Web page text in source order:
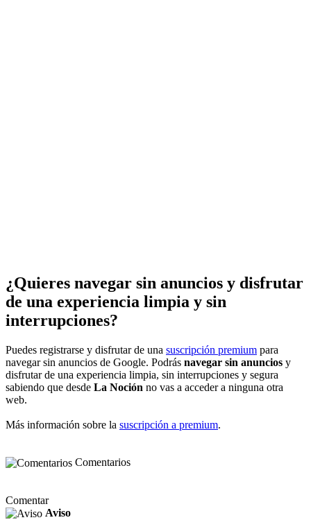
¿Quieres navegar sin anuncios y disfrutar
de una experiencia limpia y sin
interrupciones?
Puedes registrarse y disfrutar de una suscripción premium para
navegar sin anuncios de Google. Podrás navegar sin anuncios y
disfrutar de una experiencia limpia, sin interrupciones y segura
sabiendo que desde La Noción no vas a acceder a ninguna otra
web.
Más información sobre la suscripción a premium.
Comentarios
Comentar
Aviso